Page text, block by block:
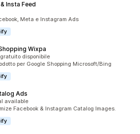
Insta Feed
Meta e Instagram Ads
Wixpa
gratuito disponibile
per Google Shopping Microsoft/Bing
Ads
available
Facebook & Instagram Catalog Images.